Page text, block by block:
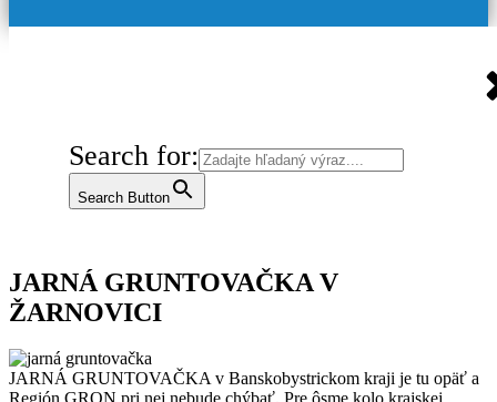
Search for:
Search Button
JARNÁ GRUNTOVAČKA V
ŽARNOVICI
JARNÁ GRUNTOVAČKA v Banskobystrickom kraji je tu opäť a